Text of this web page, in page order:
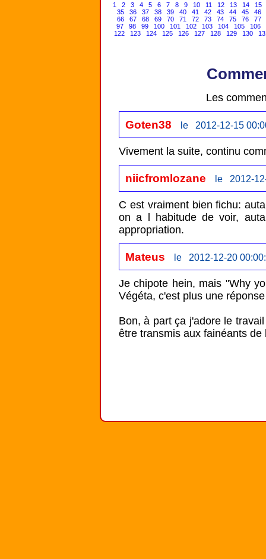
1 2 3 4 5 6 7 8 9 10 11 12 13 14
15
35
36 37 38 39 40 41 42 43 44 45
46
66
67 68 69 70 71 72 73 74 75 76
77
97
98 99 100 101 102 103 104 105
106
122
123 124 125 126 127 128 129 130
Les
Goten38 le 2012-12-15
Vivement la suite, continu
niicfromlozane le 2012-
C est vraiment bien fichu:
on a l habitude de voir,
appropriation.
Mateus le 2012-12-20
Je chipote hein, mais "Why
Végéta, c'est plus une
Bon, à part ça j'adore le
être transmis aux fainéants